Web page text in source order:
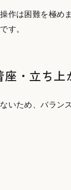
作は困難を極め
す。
・立ち上
いため、バラン